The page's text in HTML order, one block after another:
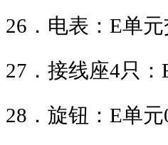
26 ．电表： E单
27 ．接线座4只：
28 ．旋钮： E单元